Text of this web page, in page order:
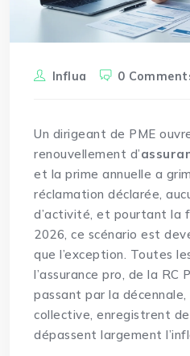
Influa 0
Un dirigeant de PME
renouvellement d’
et la prime annuelle a
réclamation déclarée,
d’activité, et pourtant la
2026, ce scénario est
que l’exception. Toutes
l’assurance pro, de la RC
passant par la
collective, enregistrent
dépassent largement